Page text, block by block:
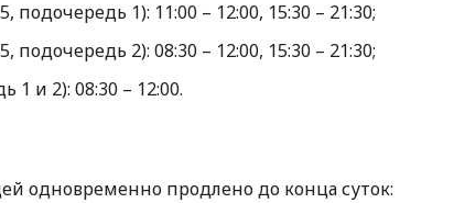
подочередь 1): 11:00 – 12:00, 15:30 – 21:30;
подочередь 2): 08:30 – 12:00, 15:30 – 21:30;
1 и 2): 08:30 – 12:00.
одновременно продлено до конца суток: